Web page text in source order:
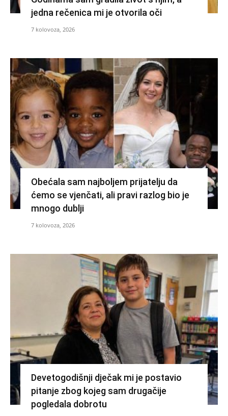
jedna rečenica mi je otvorila oči
7 kolovoza, 2026
Obećala sam najboljem prijatelju da
ćemo se vjenčati, ali pravi razlog bio je
mnogo dublji
7 kolovoza, 2026
Devetogodišnji dječak mi je postavio
pitanje zbog kojeg sam drugačije
pogledala dobrotu